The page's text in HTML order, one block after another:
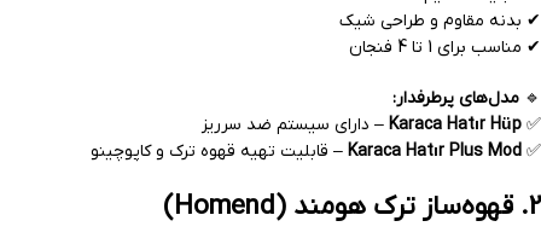
✔ بدنه مقاوم و طراحی شیک
✔ مناسب برای 1 تا 4 فنجان
🔹 مدل‌های پرطرفدار:
✅
Karaca Hatır Hüp – دارای سیستم ضد سرریز
✅
Karaca Hatır Plus Mod – قابلیت تهیه قهوه ترک و کاپوچینو
2. قهوه‌ساز ترک هومند (Homend)